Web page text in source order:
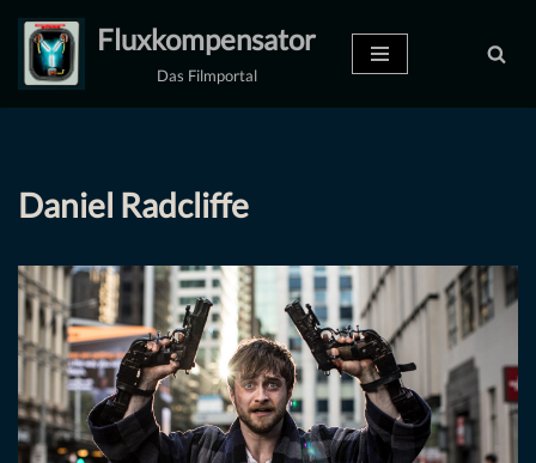
Zum
Inhalt
Fluxkompensator
Das Filmportal
Daniel Radcliffe